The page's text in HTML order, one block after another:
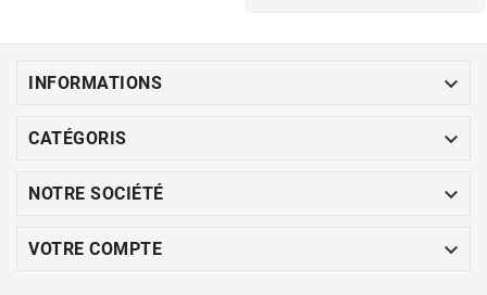
INFORMATIONS 
CATÉGORIS 
NOTRE SOCIÉTÉ 
VOTRE COMPTE 